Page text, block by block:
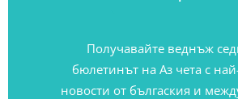
Получавайте веднъж
бюлетинът на Аз чета с
новости от бългаския и